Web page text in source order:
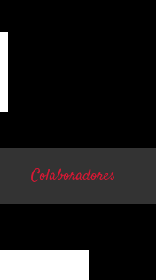
Colaboradores